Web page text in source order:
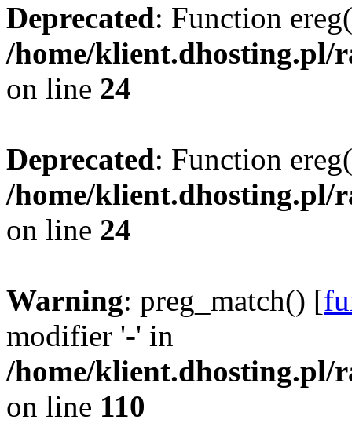
Deprecated: Function
/home/klient.dhosting.pl/
on line 24
Deprecated: Function
/home/klient.dhosting.pl/
on line 24
Warning: preg_match() [
modifier '-' in
/home/klient.dhosting.pl/
on line 110